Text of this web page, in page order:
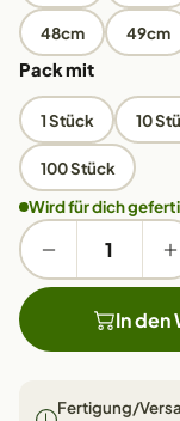
48cm 49cm
Pack mit
1 Stück 10
100 Stück
Wird für dich
In den
Fertigung/